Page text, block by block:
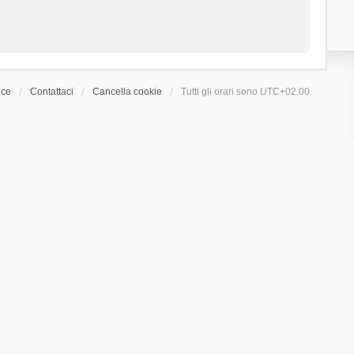
Contattaci Cancella cookie Tutti gli orari sono UTC+02:00